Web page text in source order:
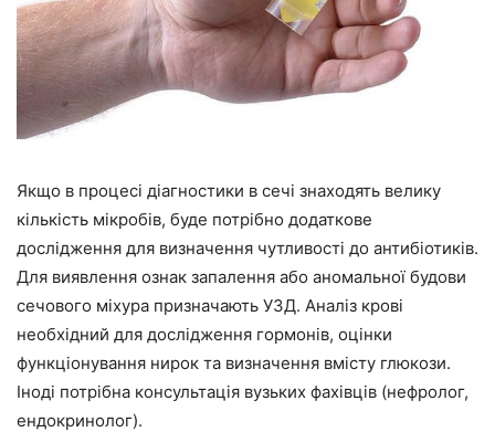
Якщо в процесі діагностики в сечі знаходять велику
кількість мікробів, буде потрібно додаткове
дослідження для визначення чутливості до антибіотиків.
Для виявлення ознак запалення або аномальної будови
сечового міхура призначають УЗД. Аналіз крові
необхідний для дослідження гормонів, оцінки
функціонування нирок та визначення вмісту глюкози.
Іноді потрібна консультація вузьких фахівців (нефролог,
ендокринолог).